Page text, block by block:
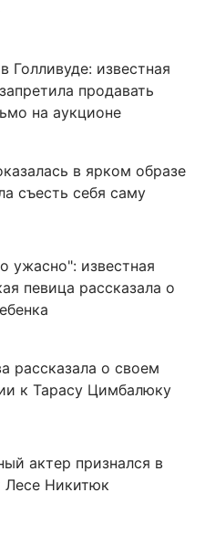
Голливуде: известная
продавать
на аукционе
в ярком образе
съесть себя саму
ужасно": известная
певица рассказала о
рассказала о своем
к Тарасу Цимбалюку
актер признался в
Лесе Никитюк